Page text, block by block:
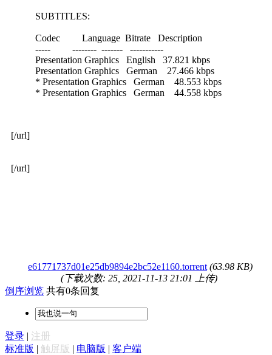
SUBTITLES:
Codec Language Bitrate Description
----- -------- ------- -----------
Presentation Graphics English 37.821 kbps
Presentation Graphics German 27.466 kbps
* Presentation Graphics German 48.553 kbps
* Presentation Graphics German 44.558 kbps
[/url]
[/url]
e61771737d01e25db9894e2bc52e1160.torrent (63.98 KB)
(下载次数: 25, 2021-11-13 21:01 上传)
倒序浏览 共有0条回复
登录 | 注册
标准版 | 触屏版 | 电脑版 | 客户端